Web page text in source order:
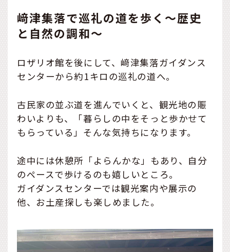
﨑津集落で巡礼の道を歩く〜歴史
と自然の調和〜
ロザリオ館を後にして、﨑津集落ガイダンス
センターから約1キロの巡礼の道へ。
古民家の並ぶ道を進んでいくと、観光地の賑
わいよりも、「暮らしの中をそっと歩かせて
もらっている」そんな気持ちになります。
途中には休憩所「よらんかな」もあり、自分
のペースで歩けるのも嬉しいところ。
ガイダンスセンターでは観光案内や展示の
他、お土産探しも楽しめました。